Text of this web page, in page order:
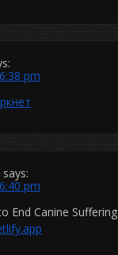
pm
says:
pm
End Canine Suffering